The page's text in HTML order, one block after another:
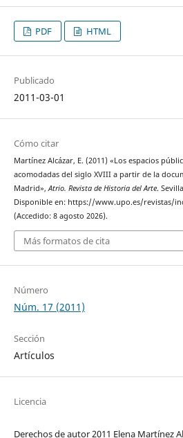
PDF HTML
Publicado
2011-03-01
Cómo citar
Martínez Alcázar, E. (2011) «Los espacios
acomodadas del siglo XVIII a partir de la
Madrid»,Atrio. Revista de Historia del Arte.
Disponible en: https://www.upo.es/revistas/
(Accedido: 8 agosto 2026).
Más formatos de cita
Número
Núm. 17 (2011)
Sección
Artículos
Licencia
Derechos de autor 2011 Elena Martínez